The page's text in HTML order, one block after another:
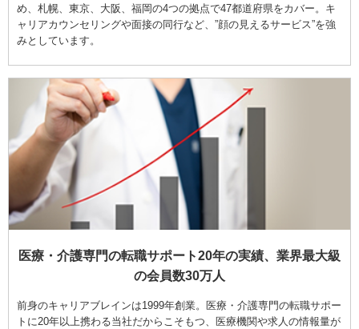
め、札幌、東京、大阪、福岡の4つの拠点で47都道府県をカバー。キ
ャリアカウンセリングや面接の同行など、”顔の見えるサービス”を強
みとしています。
医療・介護専門の転職サポート20年の実績、業界最大級
の会員数30万人
前身のキャリアブレインは1999年創業。医療・介護専門の転職サポー
トに20年以上携わる当社だからこそもつ、医療機関や求人の情報量が